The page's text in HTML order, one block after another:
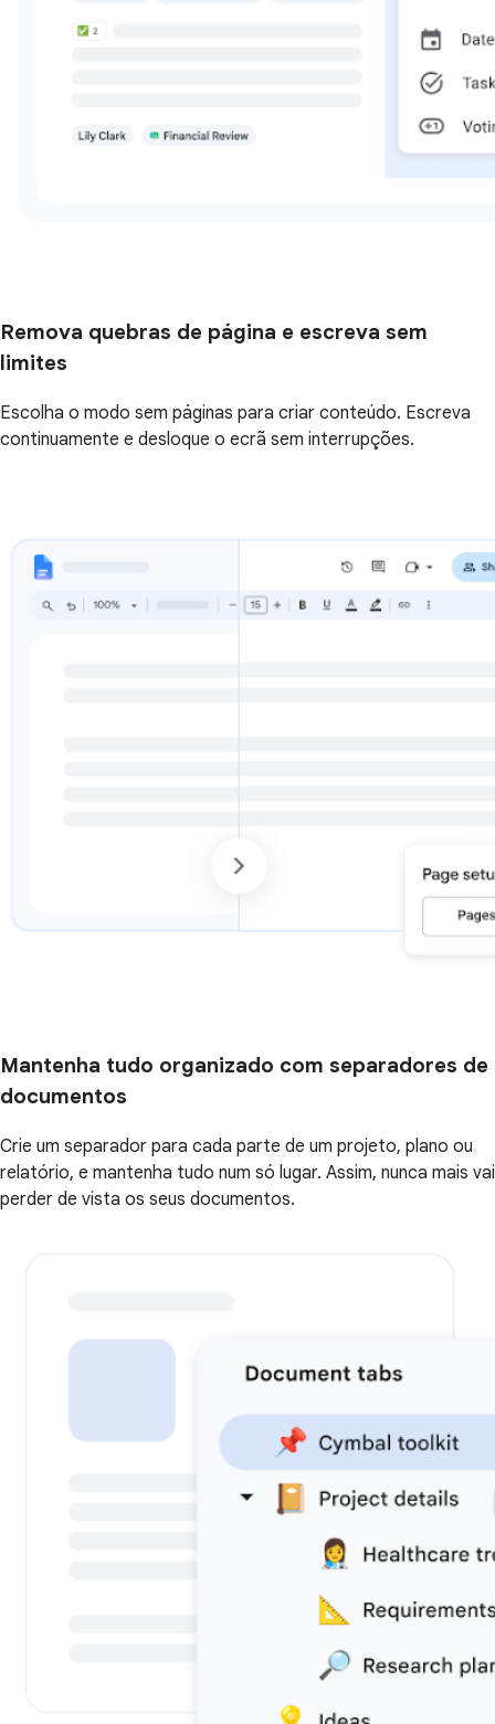
Remova quebras de página e escreva sem
limites
Escolha o modo sem páginas para criar conteúdo. Escreva
continuamente e desloque o ecrã sem interrupções.
Mantenha tudo organizado com separadores de
documentos
Crie um separador para cada parte de um projeto, plano ou
relatório, e mantenha tudo num só lugar. Assim, nunca mais vai
perder de vista os seus documentos.